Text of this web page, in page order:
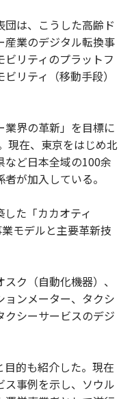
は、こうした高齢ド
産業のデジタル転換事
リティのプラットフ
リティ（移動手段）
業界の革新」を目標に
現在、東京をはじめ北
ど日本全域の100余
が加入している。
た「カカオティ
モデルと主要革新技
ク（自動化機器）、
ョンメーター、タクシ
クシーサービスのデジ
的も紹介した。現在
事例を示し、ソウル